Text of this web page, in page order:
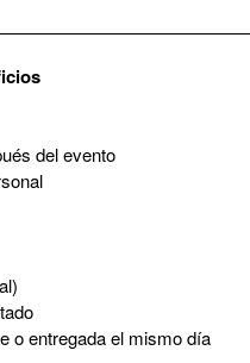
del evento
o entregada el mismo día